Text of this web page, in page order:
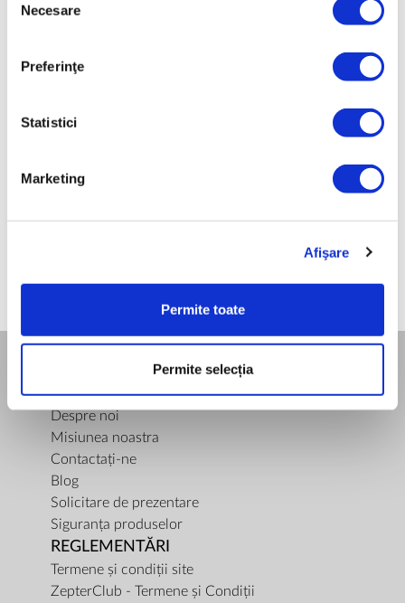
consimțământului
Necesare
Preferinţe
Statistici
Marketing
Afişare
Permite toate
Permite selecția
NUME PRODUS
GREUTATE BRUTĂ [KG]
COMPANIA
Despre noi
Misiunea noastra
Contactați-ne
Blog
Solicitare de prezentare
Siguranța produselor
REGLEMENTĂRI
Termene și condiții site
ZepterClub - Termene și Condiții